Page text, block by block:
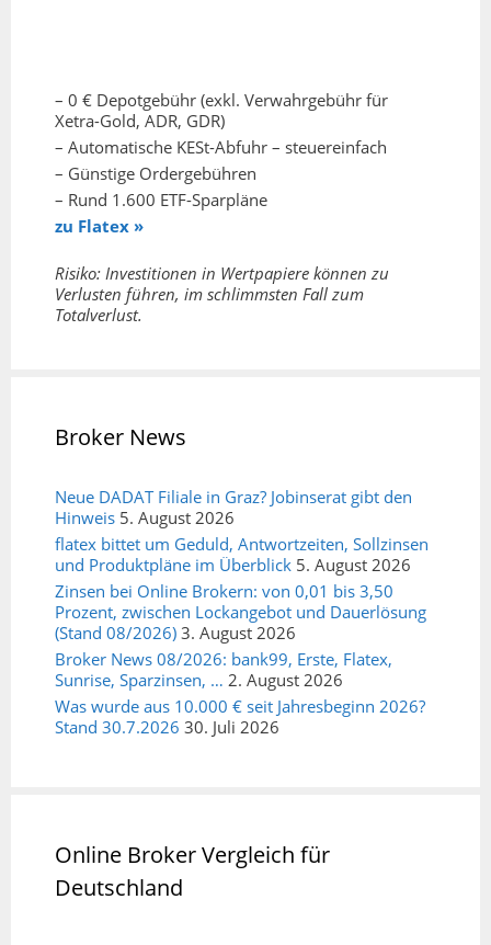
– 0 € Depotgebühr (exkl. Verwahrgebühr für
Xetra-Gold, ADR, GDR)
– Automatische KESt-Abfuhr – steuereinfach
– Günstige Ordergebühren
– Rund 1.600 ETF-Sparpläne
zu Flatex »
Risiko: Investitionen in Wertpapiere können zu
Verlusten führen, im schlimmsten Fall zum
Totalverlust.
Broker News
Neue DADAT Filiale in Graz? Jobinserat gibt den
Hinweis 5. August 2026
flatex bittet um Geduld, Antwortzeiten, Sollzinsen
und Produktpläne im Überblick 5. August 2026
Zinsen bei Online Brokern: von 0,01 bis 3,50
Prozent, zwischen Lockangebot und Dauerlösung
(Stand 08/2026) 3. August 2026
Broker News 08/2026: bank99, Erste, Flatex,
Sunrise, Sparzinsen, … 2. August 2026
Was wurde aus 10.000 € seit Jahresbeginn 2026?
Stand 30.7.2026 30. Juli 2026
Online Broker Vergleich für
Deutschland